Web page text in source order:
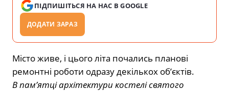
ПІДПИШІТЬСЯ НА НАС В GOOGLE
ДОДАТИ ЗАРАЗ
Місто живе, і цього літа почались планові
ремонтні роботи одразу декількох обʼєктів.
В памʼятці архітектури костелі святого